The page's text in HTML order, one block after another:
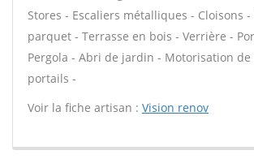
Stores - Escaliers métalliques - Cloisons
parquet - Terrasse en bois - Verrière -
Pergola - Abri de jardin - Motorisation
portails -
Voir la fiche artisan : Vision renov